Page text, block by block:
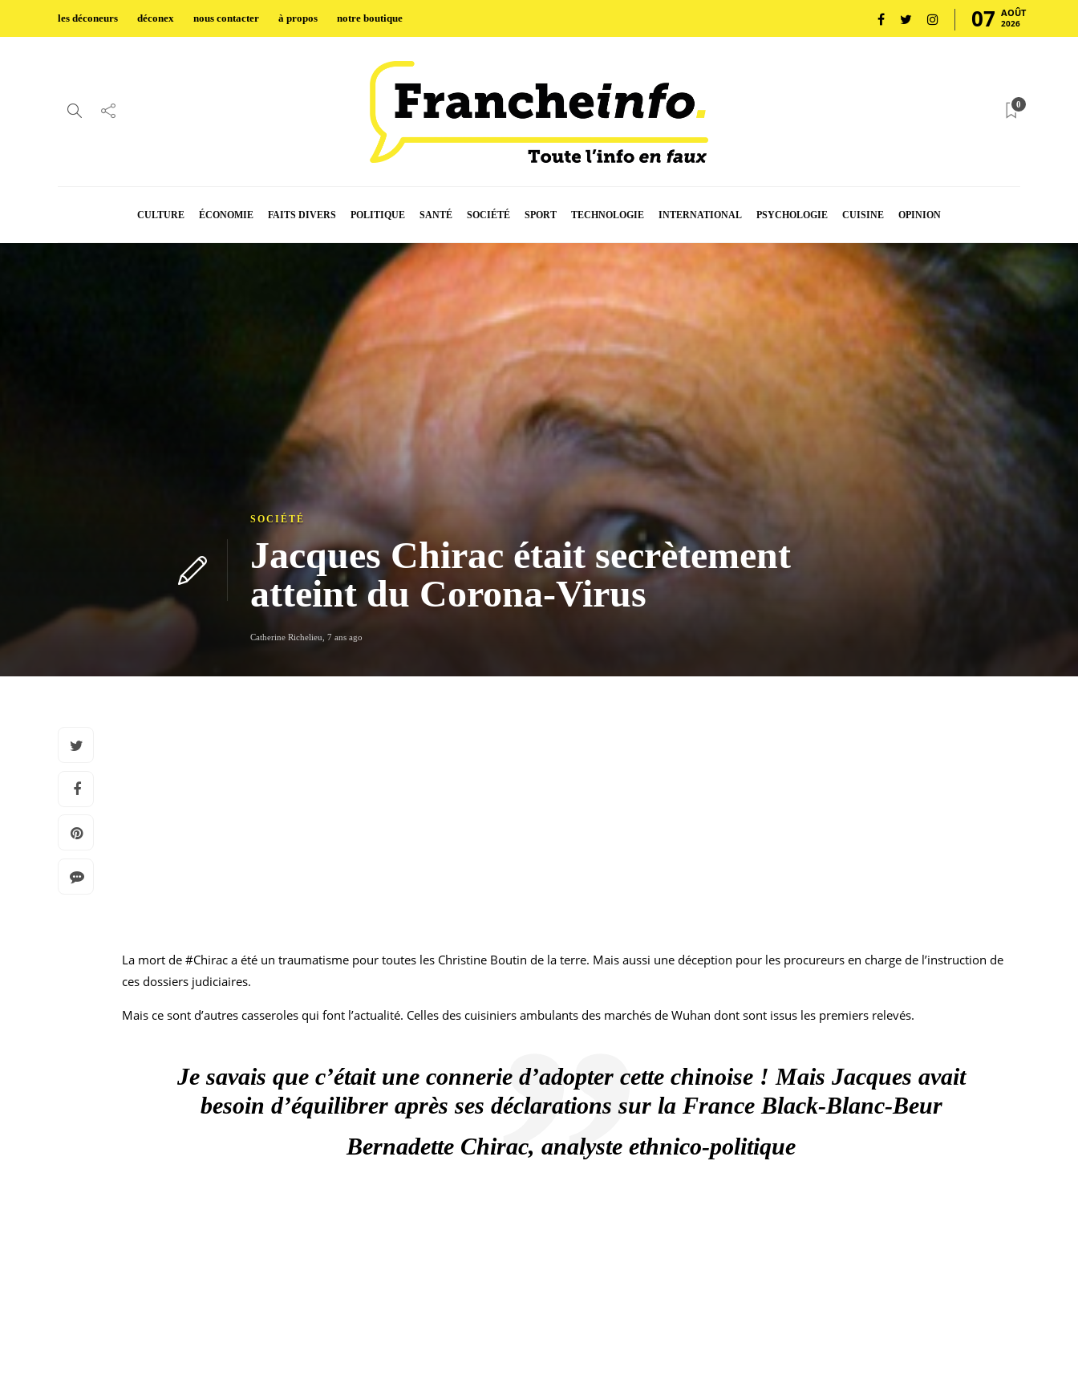
les déconeurs déconex nous contacter à propos notre boutique 07 AOÛT
2026
0
CULTURE ÉCONOMIE FAITS DIVERS POLITIQUE SANTÉ SOCIÉTÉ SPORT TECHNOLOGIE INTERNATIONAL PSYCHOLOGIE CUISINE OPINION
SOCIÉTÉ
Jacques Chirac était secrètement
atteint du Corona-Virus
Catherine Richelieu 7 ans ago
La mort de #Chirac a été un traumatisme pour toutes les Christine Boutin de la terre. Mais aussi une déception pour les procureurs en charge de l’instruction de
ces dossiers judiciaires.
Mais ce sont d’autres casseroles qui font l’actualité. Celles des cuisiniers ambulants des marchés de Wuhan dont sont issus les premiers relevés.
Je savais que c’était une connerie d’adopter cette chinoise ! Mais Jacques avait
besoin d’équilibrer après ses déclarations sur la France Black-Blanc-Beur
Bernadette Chirac, analyste ethnico-politique